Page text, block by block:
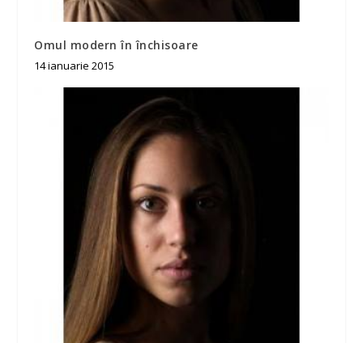
Omul modern în închisoare
14 ianuarie 2015